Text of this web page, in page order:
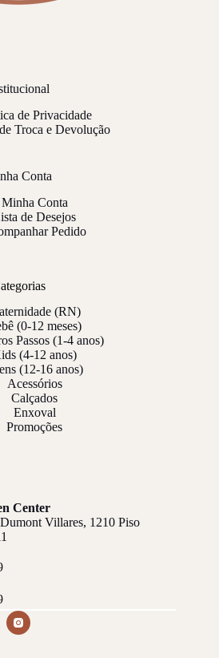
de Privacidade
Troca e Devolução
Conta
Minha Conta
de Desejos
Pedido
(RN)
(0-12 meses)
Passos (1-4 anos)
(4-12 anos)
(12-16 anos)
Acessórios
Calçados
Enxoval
Promoções
Center
Villares, 1210 Piso